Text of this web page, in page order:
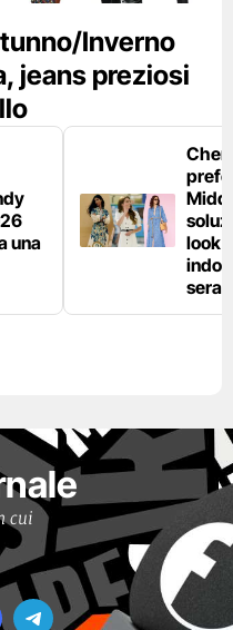
Inverno
jeans preziosi
una
look
sera
cui